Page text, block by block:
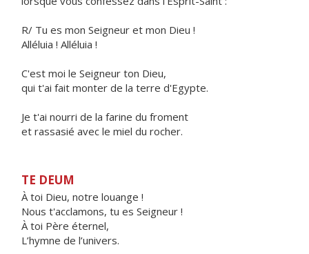
R/ Tu es mon Seigneur et mon Dieu !
Alléluia ! Alléluia !
C'est moi le Seigneur ton Dieu,
qui t'ai fait monter de la terre d'Egypte.
Je t'ai nourri de la farine du froment
et rassasié avec le miel du rocher.
TE DEUM
À toi Dieu, notre louange !
Nous t'acclamons, tu es Seigneur !
À toi Père éternel,
L’hymne de l’univers.